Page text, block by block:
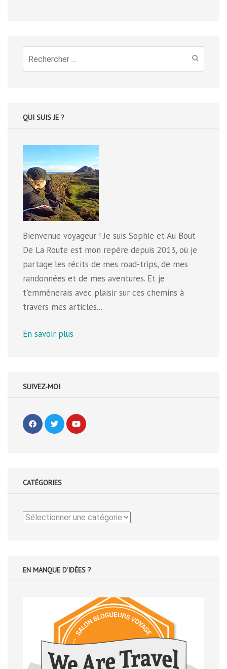
Recherche
pour
QUI SUIS JE ?
Bienvenue voyageur ! Je suis Sophie et Au Bout
De La Route est mon repère depuis 2013, où je
partage les récits de mes road-trips, de mes
randonnées et de mes aventures. Et je
t'emmènerais avec plaisir sur ces chemins à
travers mes articles...
En savoir plus
SUIVEZ-MOI
CATÉGORIES
Catégories
EN MANQUE D'IDÉES ?